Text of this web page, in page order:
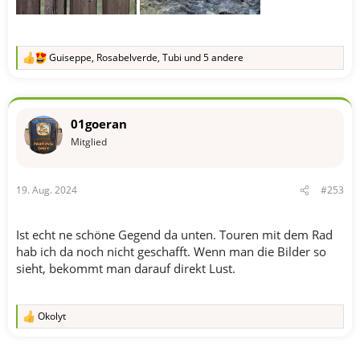
R
k
o
:
Guiseppe, Rosabelverde, Tubi und 5 andere
01goeran
Mitglied
19. Aug. 2024 #253
Ist echt ne schöne Gegend da unten. Touren mit dem Rad
hab ich da noch nicht geschafft. Wenn man die Bilder so
sieht, bekommt man darauf direkt Lust.
R
Okolyt